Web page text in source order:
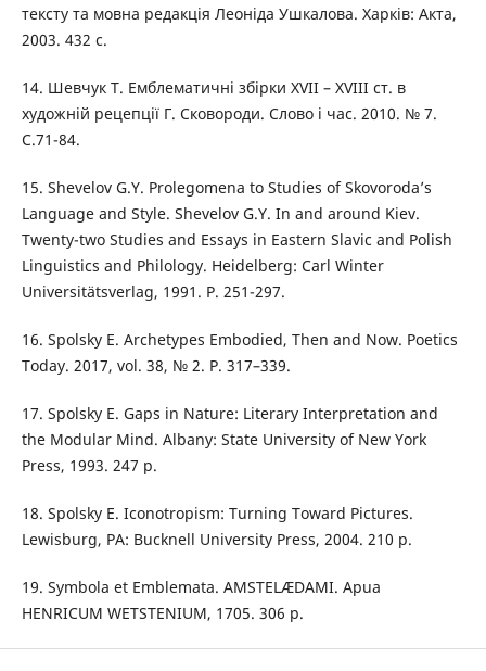
тексту та мовна редакція Леоніда Ушкалова. Харків: Акта,
2003. 432 с.
14. Шевчук Т. Емблематичні збірки XVII – XVIII ст. в
художній рецепції Г. Сковороди. Слово і час. 2010. № 7.
С.71-84.
15. Shevelov G.Y. Prolegomena to Studies of Skovoroda’s
Language and Style. Shevelov G.Y. In and аround Kiev.
Twenty-two Studies and Essays in Eastern Slavic and Polish
Linguistics and Philologу. Heidelberg: Carl Winter
Universitätsverlag, 1991. P. 251-297.
16. Spolsky E. Archetypes Embodied, Then and Now. Poetics
Today. 2017, vol. 38, № 2. P. 317–339.
17. Spolsky E. Gaps in Nature: Literary Interpretation and
the Modular Mind. Albany: State University of New York
Press, 1993. 247 p.
18. Spolsky E. Iconotropism: Turning Toward Pictures.
Lewisburg, PA: Bucknell University Press, 2004. 210 p.
19. Symbola et Emblemata. AMSTELÆDAMI. Apua
HENRICUM WETSTENIUM, 1705. 306 p.